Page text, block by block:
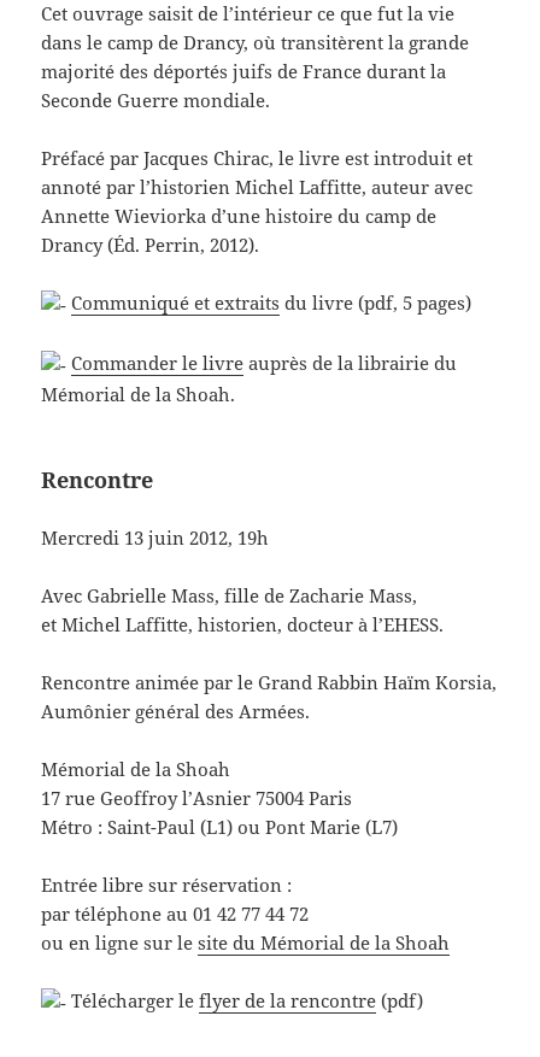
Cet ouvrage saisit de l’intérieur ce que fut la vie
dans le camp de Drancy, où transitèrent la grande
majorité des déportés juifs de France durant la
Seconde Guerre mondiale.
Préfacé par Jacques Chirac, le livre est introduit et
annoté par l’historien Michel Laffitte, auteur avec
Annette Wieviorka d’une histoire du camp de
Drancy (Éd. Perrin, 2012).
Communiqué et extraits du livre (pdf, 5 pages)
Commander le livre auprès de la librairie du
Mémorial de la Shoah.
Rencontre
Mercredi 13 juin 2012, 19h
Avec Gabrielle Mass, fille de Zacharie Mass,
et Michel Laffitte, historien, docteur à l’EHESS.
Rencontre animée par le Grand Rabbin Haïm Korsia,
Aumônier général des Armées.
Mémorial de la Shoah
17 rue Geoffroy l’Asnier 75004 Paris
Métro : Saint-Paul (L1) ou Pont Marie (L7)
Entrée libre sur réservation :
par téléphone au 01 42 77 44 72
ou en ligne sur lesite du Mémorial de la Shoah
Télécharger leflyer de la rencontre (pdf)